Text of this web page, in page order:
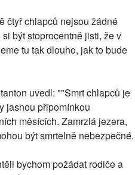
čtyř chlapců nejsou žádné
být stoprocentně jisti, že v
tu tak dlouho, jak to bude
uvedl: ""Smrt chlapců je
jasnou připomínkou
měsících. Zamrzlá jezera,
být smrtelně nebezpečné.
bychom požádat rodiče a